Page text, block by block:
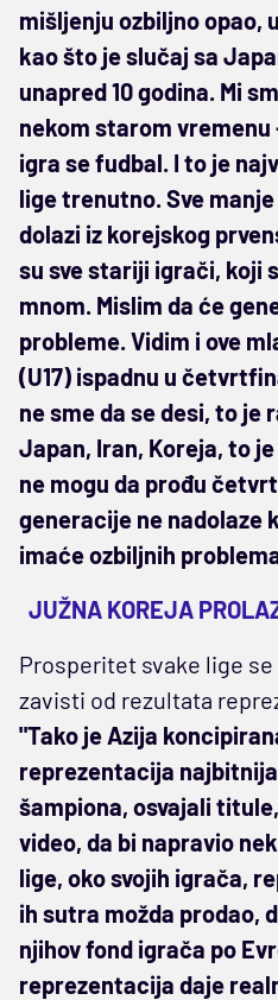
mišljenju ozbiljno opao,
kao što je slučaj sa
unapred 10 godina. Mi
nekom starom
igra se fudbal. I to je
lige trenutno. Sve
dolazi iz korejskog
su sve stariji igrači, koji
mnom. Mislim da će
probleme. Vidim i ove
(U17) ispadnu u
ne sme da se desi, to je
Japan, Iran, Koreja, to
ne mogu da prođu
generacije ne nadolaze
imaće ozbiljnih
JUŽNA KOREJA
Prosperitet svake lige
zavisti od rezultata
"Tako je Azija
reprezentacija
šampiona, osvajali
video, da bi napravio
lige, oko svojih igrača,
ih sutra možda prodao,
njihov fond igrača po
reprezentacija daje